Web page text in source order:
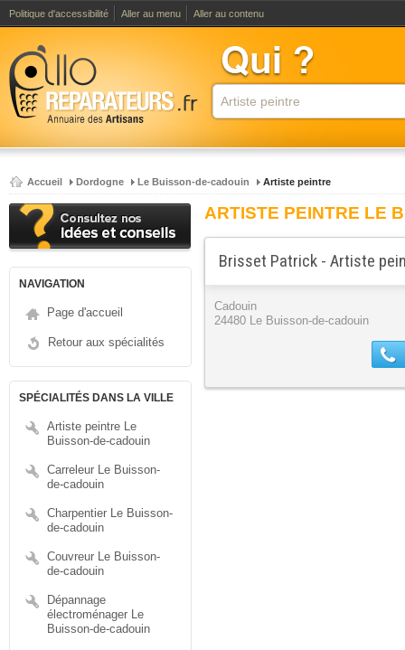
Politique d'accessibilité Aller au menu Aller au contenu
Accueil Dordogne Le Buisson-de-cadouin Artiste peintre
NAVIGATION
Page d'accueil
Retour aux spécialités
SPÉCIALITÉS DANS LA VILLE
Artiste peintre Le
Buisson-de-cadouin
Carreleur Le Buisson-
de-cadouin
Charpentier Le Buisson-
de-cadouin
Couvreur Le Buisson-
de-cadouin
Dépannage
électroménager Le
Buisson-de-cadouin
ARTISTE PEINTRE LE
Brisset Patrick - Artiste
Cadouin
24480 Le Buisson-de-cadouin